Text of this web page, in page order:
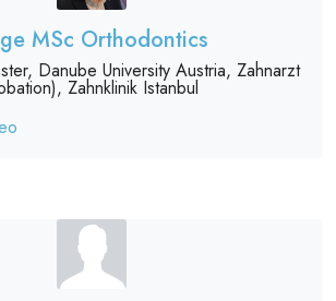
MSc Orthodontics
Danube University Austria, Zahnarzt
Zahnklinik Istanbul